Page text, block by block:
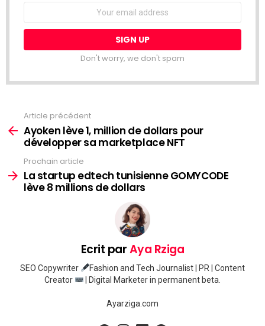
Email
Don't worry, we don't spam
plus
Article précédent
Ayoken lève 1, million de dollars pour
développer sa marketplace NFT
Prochain article
La startup edtech tunisienne GOMYCODE
lève 8 millions de dollars
Ecrit parAya Rziga
SEO Copywriter
Fashion and Tech Journalist | PR | Content
Creator
| Digital Marketer in permanent beta.
Ayarziga.com